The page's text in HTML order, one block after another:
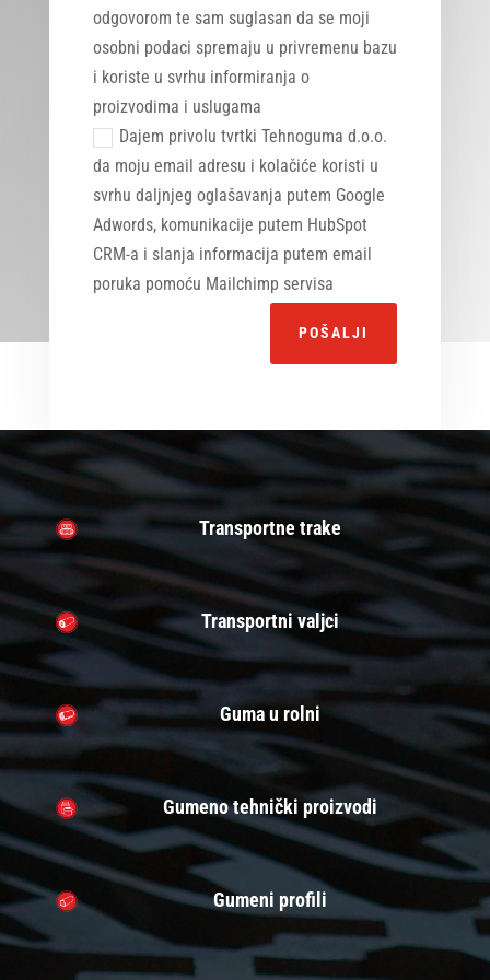
odgovorom te sam suglasan da se moji
osobni podaci spremaju u privremenu bazu
i koriste u svrhu informiranja o
proizvodima i uslugama
Dajem privolu tvrtki Tehnoguma d.o.o.
da moju email adresu i kolačiće koristi u
svrhu daljnjeg oglašavanja putem Google
Adwords, komunikacije putem HubSpot
CRM-a i slanja informacija putem email
poruka pomoću Mailchimp servisa
POŠALJI
Transportne trake
Transportni valjci
Guma u rolni
Gumeno tehnički proizvodi
Gumeni profili